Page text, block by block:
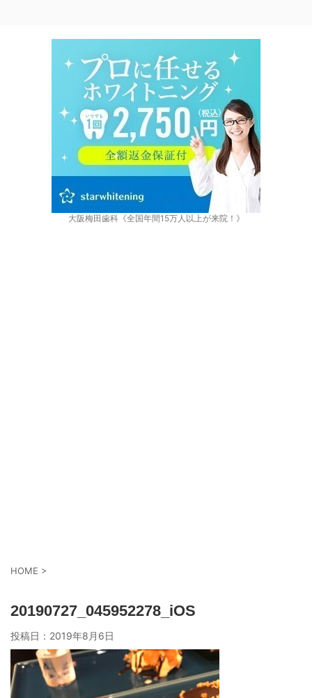
大阪梅田歯科《全国年間15万人以上が来院！》
HOME >
20190727_045952278_iOS
投稿日： 2019年8月6日